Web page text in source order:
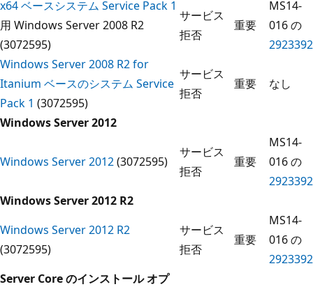
x64 ベースシステム Service Pack 1
用 Windows Server 2008 R2
(3072595)
サービス
拒否
重要
MS14-
016 の
2923392
Windows Server 2008 R2 for
Itanium ベースのシステム Service
Pack 1 (3072595)
サービス
拒否
重要 なし
Windows Server 2012
Windows Server 2012(3072595)
サービス
拒否
重要
MS14-
016 の
2923392
Windows Server 2012 R2
Windows Server 2012 R2
(3072595)
サービス
拒否
重要
MS14-
016 の
2923392
Server Core のインストール オプ